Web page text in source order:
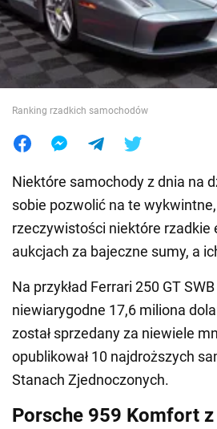
Świat
Jedzenie
Ranking rzadkich samochodów
Niektóre samochody z dnia na
sobie pozwolić na te
rzeczywistości niektóre
aukcjach za bajeczne sumy, a
Na przykład Ferrari 250 GT
niewiarygodne 17,6 miliona
został sprzedany za niewiele
opublikował 10 najdroższych
Stanach Zjednoczonych.
Porsche 959 Komfort